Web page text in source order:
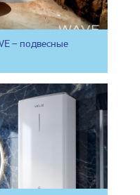
– подвесные